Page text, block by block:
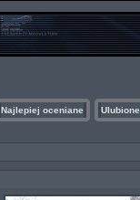
Najlepiej oceniane Ulubione